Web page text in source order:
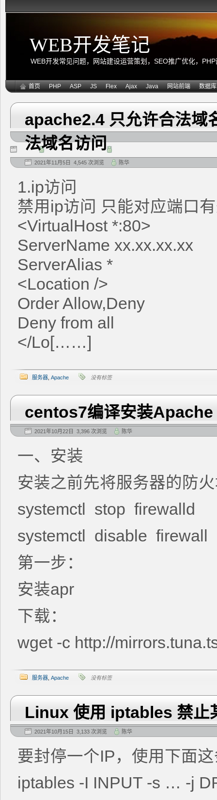
WEB开发笔记
WEB开发常见问题，网站建设运营策划，SEO推广优化，
首页 PHP ASP JS Flex Ajax Java 网站前端 数据库
apache2.4 只允许合法域
法域名访问
2021年11月5日 4,545 次浏览 陈华
1.ip访问
禁用ip访问 只能对应端口
<VirtualHost *:80>
ServerName xx.xx.xx.xx
ServerAlias *
<Location />
Order Allow,Deny
Deny from all
</Lo[……]
服务器 Apache 没有标签
centos7编译安装Apache
2021年10月22日 3,396 次浏览 陈华
一、安装
安装之前先将服务器的防
systemctl stop firewalld
systemctl disable firewall
第一步：
安装apr
下载：
wget -c http://
服务器 Apache 没有标签
Linux 使用 iptables 禁止
2021年10月15日 3,133 次浏览 陈华
要封停一个IP，使用下面
iptables -I INPUT -s … -j